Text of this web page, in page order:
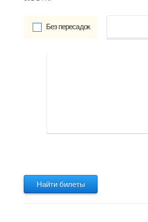
Без пересадок
Найти билеты